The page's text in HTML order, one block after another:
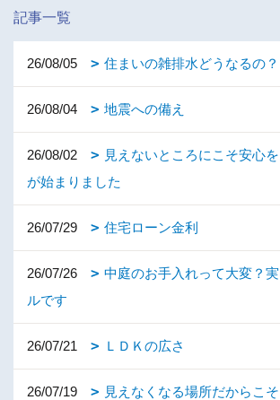
記事一覧
26/08/05 住まいの雑排水どうなるの？
26/08/04 地震への備え
26/08/02
見えないところにこそ安心
が始まりました
26/07/29 住宅ローン金利
26/07/26
中庭のお手入れって大変？
ルです
26/07/21 ＬＤＫの広さ
26/07/19 見えなくなる場所だからこそ